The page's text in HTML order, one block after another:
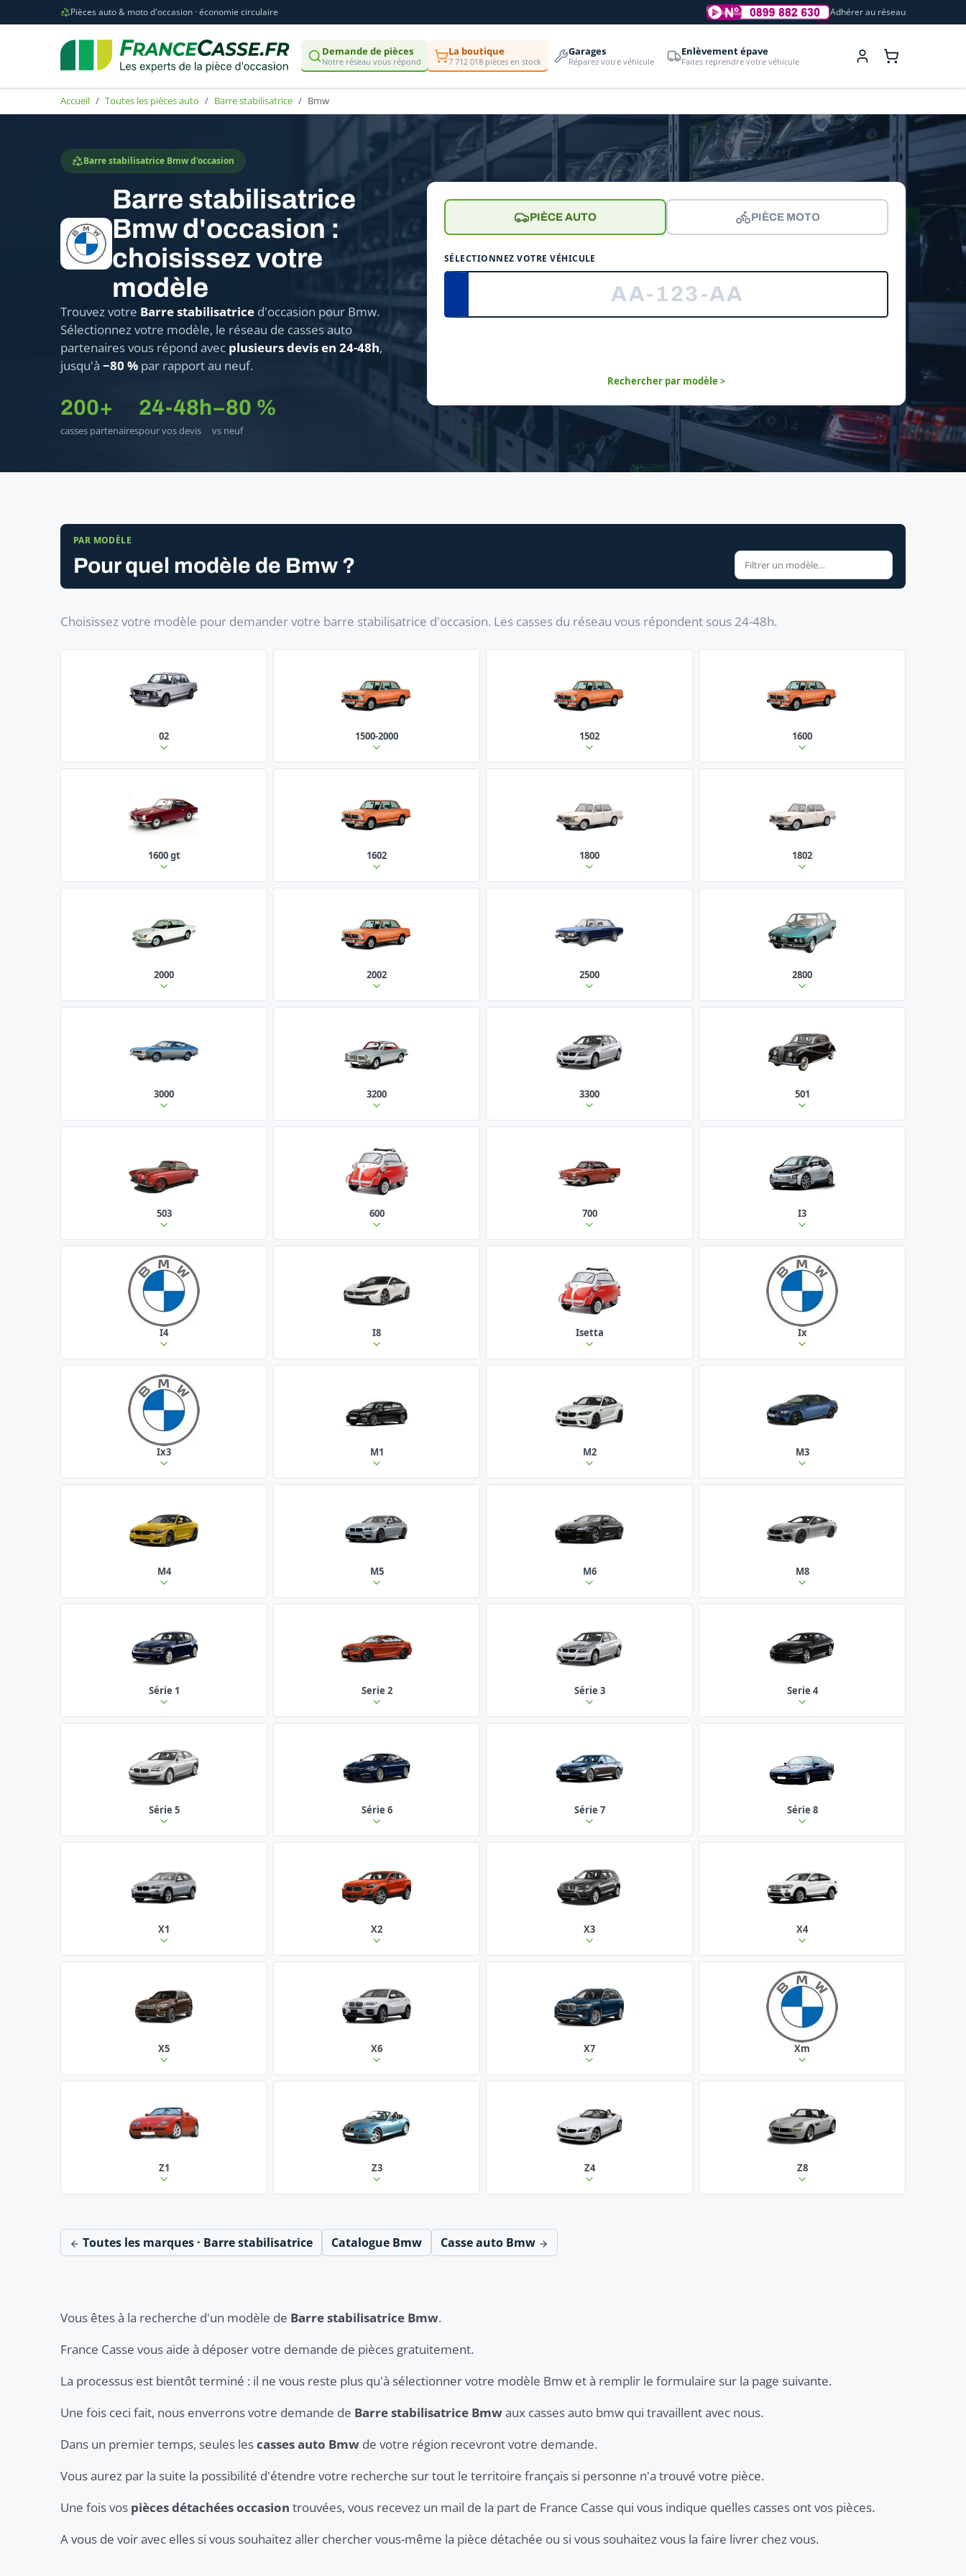
Pièces auto & moto d'occasion · économie circulaire Adhérer au réseau
Demande de pièces
Notre réseau vous répond
La boutique
7 712 018 pièces en stock
Garages
Réparez votre véhicule
Enlèvement épave
Faites reprendre votre véhicule
Accueil Toutes les pièces auto Barre stabilisatrice Bmw
Barre stabilisatrice Bmw d'occasion
Barre stabilisatrice
Bmw d'occasion :
choisissez votre
modèle
Trouvez votre Barre stabilisatrice d'occasion pour Bmw.
Sélectionnez votre modèle, le réseau de casses auto
partenaires vous répond avec plusieurs devis en 24-48h,
jusqu'à −80 % par rapport au neuf.
200+
casses partenaires
24-48h
pour vos devis
−80 %
vs neuf
PIÈCE AUTO PIÈCE MOTO
SÉLECTIONNEZ VOTRE VÉHICULE
Rechercher par modèle >
PAR MODÈLE
Pour quel modèle de Bmw ?
Choisissez votre modèle pour demander votre barre stabilisatrice d'occasion. Les casses du réseau vous répondent sous 24-48h.
02 1500-2000 1502 1600
1600 gt 1602 1800 1802
2000 2002 2500 2800
3000 3200 3300 501
503 600 700 I3
I4 I8 Isetta Ix
Ix3 M1 M2 M3
M4 M5 M6 M8
Série 1 Serie 2 Série 3 Serie 4
Série 5 Série 6 Série 7 Série 8
X1 X2 X3 X4
X5 X6 X7 Xm
Z1 Z3 Z4 Z8
Toutes les marques · Barre stabilisatrice Catalogue Bmw Casse auto Bmw
Vous êtes à la recherche d'un modèle de Barre stabilisatrice Bmw.
France Casse vous aide à déposer votre demande de pièces gratuitement.
La processus est bientôt terminé : il ne vous reste plus qu'à sélectionner votre modèle Bmw et à remplir le formulaire sur la page suivante.
Une fois ceci fait, nous enverrons votre demande de Barre stabilisatrice Bmwaux casses auto bmw qui travaillent avec nous.
Dans un premier temps, seules lescasses auto Bmw de votre région recevront votre demande.
Vous aurez par la suite la possibilité d'étendre votre recherche sur tout le territoire français si personne n'a trouvé votre pièce.
Une fois vos pièces détachées occasion trouvées, vous recevez un mail de la part de France Casse qui vous indique quelles casses ont vos pièces.
A vous de voir avec elles si vous souhaitez aller chercher vous-même la pièce détachée ou si vous souhaitez vous la faire livrer chez vous.